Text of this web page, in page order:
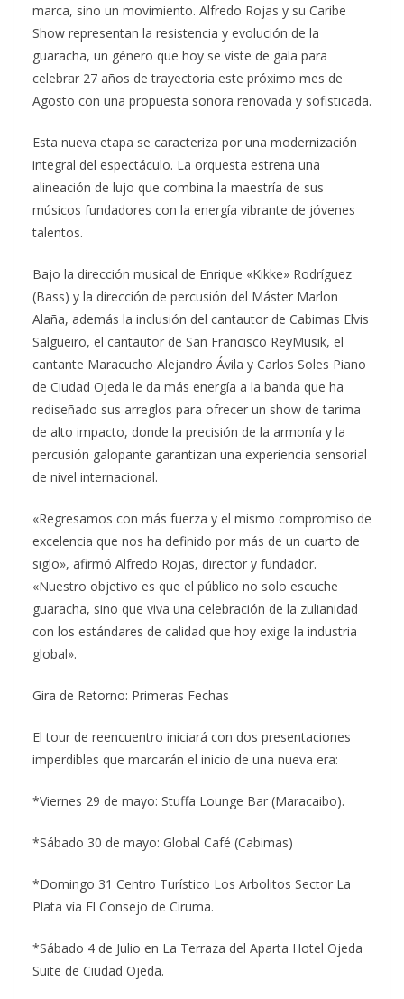
marca, sino un movimiento. Alfredo Rojas y su Caribe
Show representan la resistencia y evolución de la
guaracha, un género que hoy se viste de gala para
celebrar 27 años de trayectoria este próximo mes de
Agosto con una propuesta sonora renovada y sofisticada.
Esta nueva etapa se caracteriza por una modernización
integral del espectáculo. La orquesta estrena una
alineación de lujo que combina la maestría de sus
músicos fundadores con la energía vibrante de jóvenes
talentos.
Bajo la dirección musical de Enrique «Kikke» Rodríguez
(Bass) y la dirección de percusión del Máster Marlon
Alaña, además la inclusión del cantautor de Cabimas Elvis
Salgueiro, el cantautor de San Francisco ReyMusik, el
cantante Maracucho Alejandro Ávila y Carlos Soles Piano
de Ciudad Ojeda le da más energía a la banda que ha
rediseñado sus arreglos para ofrecer un show de tarima
de alto impacto, donde la precisión de la armonía y la
percusión galopante garantizan una experiencia sensorial
de nivel internacional.
«Regresamos con más fuerza y el mismo compromiso de
excelencia que nos ha definido por más de un cuarto de
siglo», afirmó Alfredo Rojas, director y fundador.
«Nuestro objetivo es que el público no solo escuche
guaracha, sino que viva una celebración de la zulianidad
con los estándares de calidad que hoy exige la industria
global».
Gira de Retorno: Primeras Fechas
El tour de reencuentro iniciará con dos presentaciones
imperdibles que marcarán el inicio de una nueva era:
*Viernes 29 de mayo: Stuffa Lounge Bar (Maracaibo).
*Sábado 30 de mayo: Global Café (Cabimas)
*Domingo 31 Centro Turístico Los Arbolitos Sector La
Plata vía El Consejo de Ciruma.
*Sábado 4 de Julio en La Terraza del Aparta Hotel Ojeda
Suite de Ciudad Ojeda.